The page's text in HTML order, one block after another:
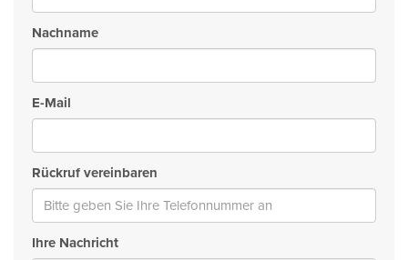
Nachname
E-Mail
Rückruf vereinbaren
Ihre Nachricht